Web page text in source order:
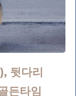
뒷다리
든타임